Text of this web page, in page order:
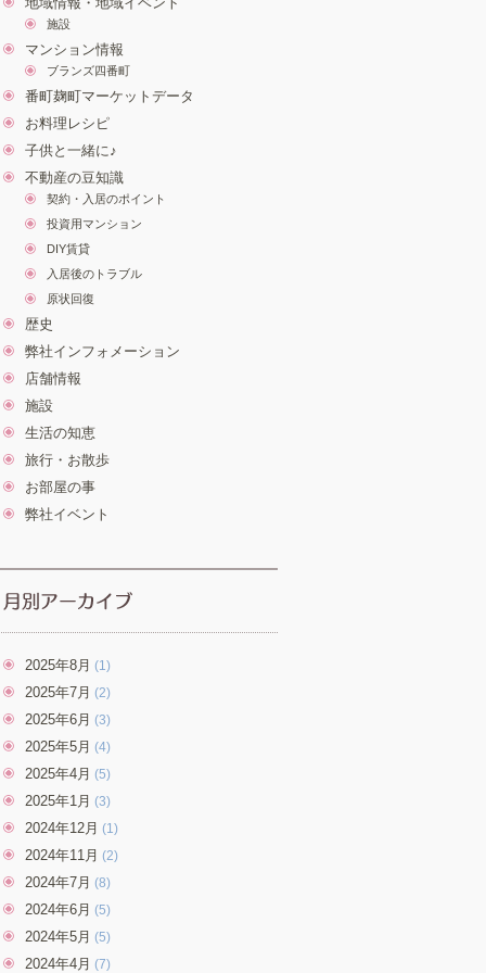
地域情報・地域イベント
施設
マンション情報
ブランズ四番町
番町麹町マーケットデータ
お料理レシピ
子供と一緒に♪
不動産の豆知識
契約・入居のポイント
投資用マンション
DIY賃貸
入居後のトラブル
原状回復
歴史
弊社インフォメーション
店舗情報
施設
生活の知恵
旅行・お散歩
お部屋の事
弊社イベント
2025年8月 (1)
2025年7月 (2)
2025年6月 (3)
2025年5月 (4)
2025年4月 (5)
2025年1月 (3)
2024年12月 (1)
2024年11月 (2)
2024年7月 (8)
2024年6月 (5)
2024年5月 (5)
2024年4月 (7)